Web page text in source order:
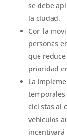
se debe
la ciudad.
Con la
personas
que
prioridad
La
temporales
ciclistas al
vehículos
incentivará